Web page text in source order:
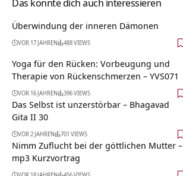
Das könnte dich auch interessieren
Überwindung der inneren Dämonen
VOR 17 JAHREN 488 VIEWS
Yoga für den Rücken: Vorbeugung und
Therapie von Rückenschmerzen – YVS071
VOR 16 JAHREN 396 VIEWS
Das Selbst ist unzerstörbar – Bhagavad
Gita II 30
VOR 2 JAHREN 701 VIEWS
Nimm Zuflucht bei der göttlichen Mutter –
mp3 Kurzvortrag